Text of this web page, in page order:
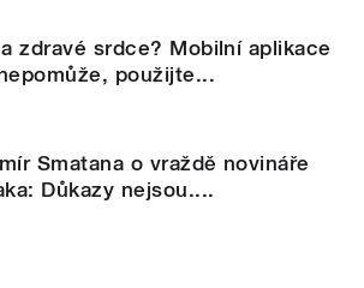
zdravé srdce? Mobilní aplikace
použijte...
Smatana o vraždě novináře
Důkazy nejsou....